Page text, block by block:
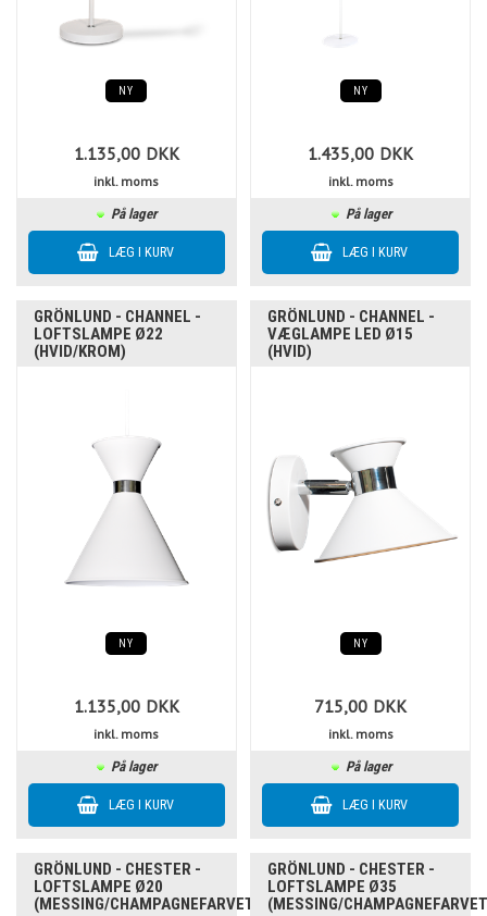
NY
1.135,00 DKK
inkl. moms
På lager
NY
1.435,00 DKK
inkl. moms
På lager
GRÖNLUND - CHANNEL -
LOFTSLAMPE Ø22
(HVID/KROM)
NY
1.135,00 DKK
inkl. moms
På lager
GRÖNLUND - CHANNEL -
VÆGLAMPE LED Ø15
(HVID)
NY
715,00 DKK
inkl. moms
På lager
GRÖNLUND - CHESTER -
LOFTSLAMPE Ø20
(MESSING/CHAMPAGNEFARVET)
GRÖNLUND - CHESTER -
LOFTSLAMPE Ø35
(MESSING/